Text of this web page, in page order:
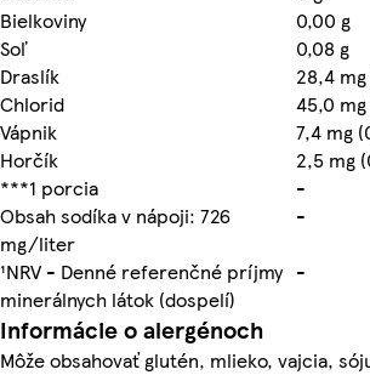
Bielkoviny
0,00 g
Soľ
0,08 g
Draslík
28,4 mg
Chlorid
45,0 mg
Vápnik
7,4 mg
Horčík
2,5 mg
***1 porcia
-
Obsah sodíka v nápoji: 726
mg/liter
-
¹NRV - Denné referenčné príjmy
minerálnych látok (dospelí)
-
Informácie o alergénoch
Môže obsahovať glutén, mlieko, vajcia,